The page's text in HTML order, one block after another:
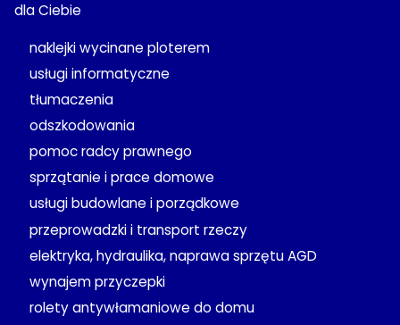
dla Ciebie
naklejki wycinane ploterem
usługi informatyczne
tłumaczenia
odszkodowania
pomoc radcy prawnego
sprzątanie i prace domowe
usługi budowlane i porządkowe
przeprowadzki i transport rzeczy
elektryka, hydraulika, naprawa sprzętu AGD
wynajem przyczepki
rolety antywłamaniowe do domu